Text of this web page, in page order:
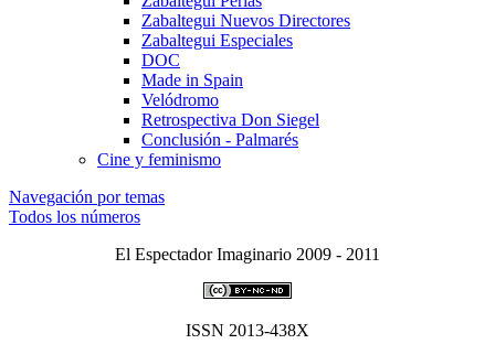
Zabaltegui Nuevos Directores
Zabaltegui Especiales
DOC
Made in Spain
Velódromo
Retrospectiva Don Siegel
Conclusión - Palmarés
Cine y feminismo
Navegación por temas
Todos los números
El Espectador Imaginario 2009 - 2011
ISSN 2013-438X